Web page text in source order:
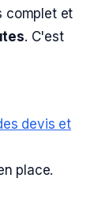
complet et
. C'est
devis et
place.